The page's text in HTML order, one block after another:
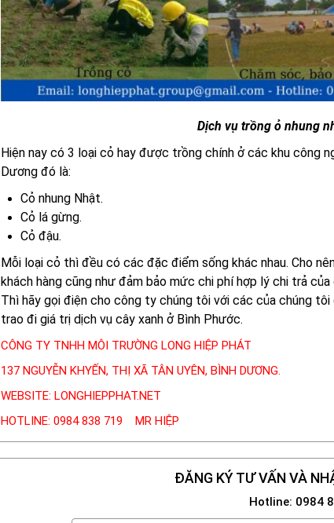
Dịch vụ trồng ỏ nhung
Hiện nay có 3 loại cỏ hay được trồng chính ở các khu công
Dương đó là:
Cỏ nhung Nhật.
Cỏ lá gừng.
Cỏ đậu.
Mỗi loại cỏ thì đều có các đặc điểm sống khác nhau. Cho
khách hàng cũng như đảm bảo mức chi phí hợp lý chi trả của
Thì hãy gọi điện cho công ty chúng tôi với các của chúng
trao đi giá trị dịch vụ cây xanh ở Bình Phước.
CÔNG TY TNHH MÔI TRƯỜNG LONG HIỆP PHÁT
137 NGUYỄN KHYẾN, THỊ XÃ TÂN UYÊN, BÌNH DƯƠNG.
WEBSITE: LONGHIEPPHAT.NET
HOTLINE: 0984 838 719 MR HIỆP
ĐĂNG KÝ TƯ VẤN VÀ
Hotline: 0984